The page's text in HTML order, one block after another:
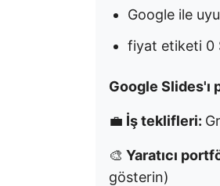
Google ile
fiyat etiketi 0
Google
💼 İş teklifleri:
🎨 Yaratıcı
gösterin)